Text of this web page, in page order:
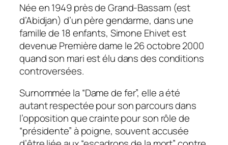
Née en 1949 près de Grand-Bassam (est
d’Abidjan) d’un père gendarme, dans une
famille de 18 enfants, Simone Ehivet est
devenue Première dame le 26 octobre 2000
quand son mari est élu dans des conditions
controversées.
Surnommée la “Dame de fer”, elle a été
autant respectée pour son parcours dans
l’opposition que crainte pour son rôle de
“présidente” à poigne, souvent accusée